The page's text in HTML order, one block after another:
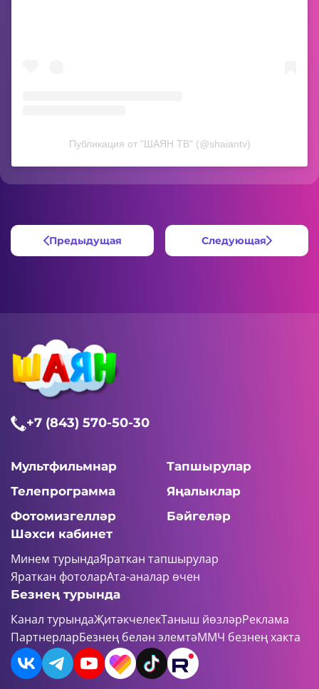
Публикация от "ШАЯН ТВ" (@shaiantv)
Предыдущая Следующая
+7 (843) 570-50-30
Мультфильмнар
Тапшырулар
Телепрограмма
Яңалыклар
Фотомизгелләр
Бәйгеләр
Шәхси кабинет
Минем турындаЯраткан тапшырулар
Яраткан фотоларАта-аналар өчен
Безнең турында
Канал турындаҖитәкчелекТаныш йөзләрРеклама
ПартнерларБезнең белән элемтәММЧ безнең хакта